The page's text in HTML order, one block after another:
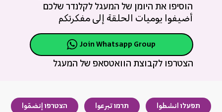
הוסיפו את היומן של המעגל לקלנדר שלכם
أضيفوا يوميات الحلقة إلى مفكرتكم
הצטרפו לקבוצת הוואטסאפ של המעגל
Join Whatsapp Group
תפעלו انشطوا תרמו تبرعوا הצטרפו إنضمّوا